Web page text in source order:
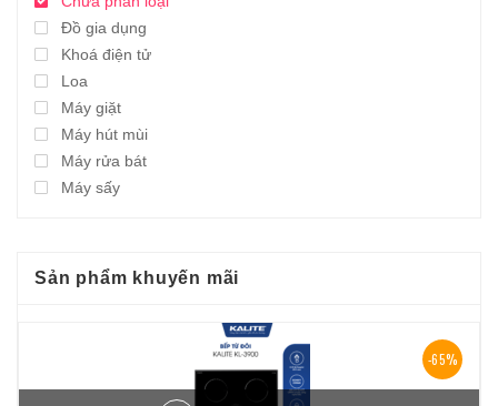
Đồ gia dụng
Khoá điện tử
Loa
Máy giặt
Máy hút mùi
Máy rửa bát
Máy sấy
Sản phẩm khuyến mãi
-65%